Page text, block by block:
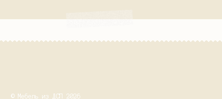
© Мебель из ДСП 2026